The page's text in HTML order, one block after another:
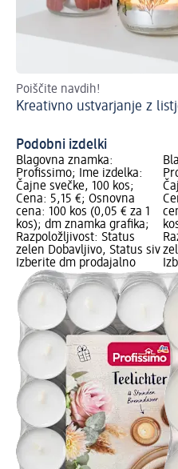
Poiščite navdih!
Kreativno ustvarjanje z
Podobni izdelki
Blagovna znamka:
Profissimo; Ime izdelka:
Čajne svečke, 100 kos;
Cena: 5,15 €; Osnovna
cena: 100 kos (0,05 € za 1
kos); dm znamka grafika;
Razpoložljivost: Status
zelen Dobavljivo, Status siv
Izberite dm prodajalno